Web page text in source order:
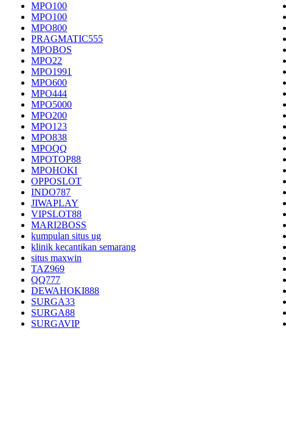
MPO100
MPO100
MPO800
PRAGMATIC555
MPOBOS
MPO22
MPO1991
MPO600
MPO444
MPO5000
MPO200
MPO123
MPO838
MPOQQ
MPOTOP88
MPOHOKI
OPPOSLOT
INDO787
JIWAPLAY
VIPSLOT88
MARI2BOSS
kumpulan situs ug
klinik kecantikan semarang
situs maxwin
TAZ969
QQ777
DEWAHOKI888
SURGA33
SURGA88
SURGAVIP